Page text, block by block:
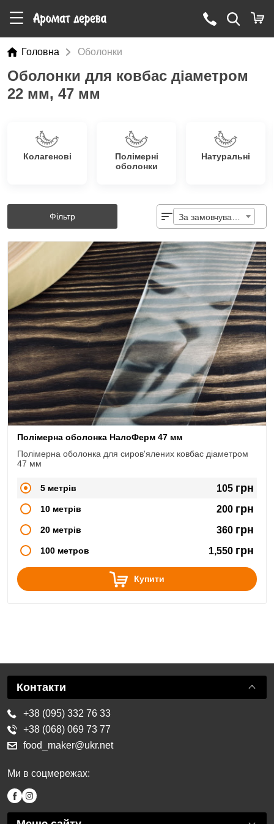
Головна Оболонки
Оболонки для ковбас діаметром
22 мм, 47 мм
Колагенові
Полімерні
оболонки
Натуральні
Фільтр
Полімерна оболонка НалоФерм 47 мм
Полімерна оболонка для сиров'ялених ковбас діаметром
47 мм
5 метрів 105 грн
10 метрів 200 грн
20 метрів 360 грн
100 метров 1,550 грн
Купити
Контакти
+38 (095) 332 76 33
+38 (068) 069 73 77
food_maker@ukr.net
Ми в соцмережах: